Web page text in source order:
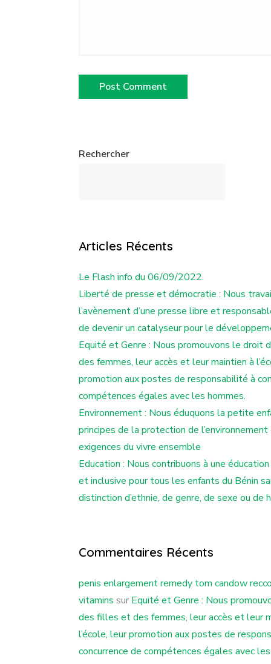
Rechercher
Articles Récents
Le Flash info du 06/09/2022.
Liberté de presse et démocratie : Nous
l’avènement d’une presse libre et
de devenir un catalyseur pour le
Equité et Genre : Nous promouvons le droit
des femmes, leur accès et leur maintien à
promotion aux postes de responsabilité à
compétences égales avec les hommes.
Environnement : Nous éduquons la petite
principes de la protection de
exigences du vivre ensemble
Education : Nous contribuons à une
et inclusive pour tous les enfants du Bénin
distinction d’ethnie, de genre, de sexe ou de
Commentaires Récents
penis enlargement remedy tom candow
vitamins sur Equité et Genre : Nous
des filles et des femmes, leur accès et leur
l’école, leur promotion aux postes de
concurrence de compétences égales avec